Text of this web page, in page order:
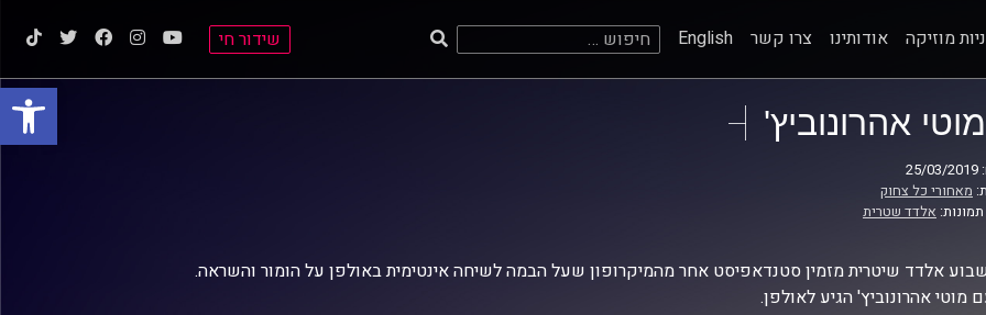
פתח
מוזיקה אודותינו צרו קשר English חיפוש: שידור חי
מוטי אהרונוביץ'
מאחורי כל צחוק
אלדד שטרית
אלדד שיטרית מזמין סטנדאפיסט אחר מהמיקרופון שעל הבמה לשיחה אינטימית באולפן על הומור והשראה.
מוטי אהרונוביץ' הגיע לאולפן.